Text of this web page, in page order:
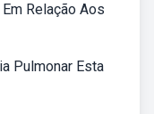
Relação Aos
Pulmonar Esta